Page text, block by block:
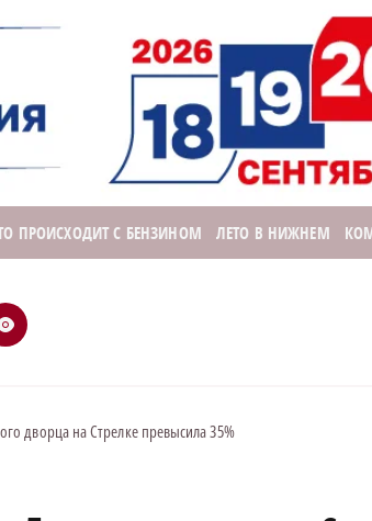
ПРОИСХОДИТ С БЕНЗИНОМ ЛЕТО В НИЖНЕМ
дворца на Стрелке превысила 35%